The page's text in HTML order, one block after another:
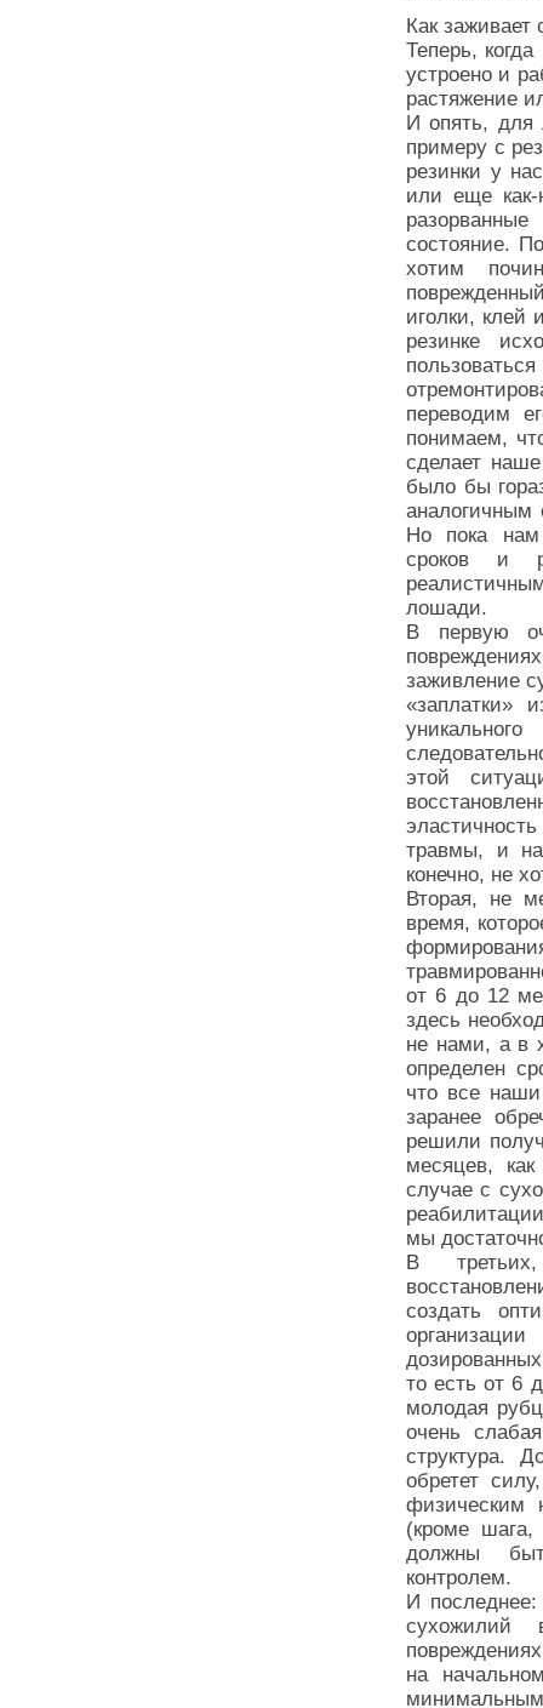
Как заживает
Теперь,
устроено и
растяжение
И опять, для
примеру с
резинки у
или еще
состояние.
хотим
иголки, клей
резинке
переводим
понимаем,
сделает
было бы
Но пока нам
сроков и
лошади.
В первую
заживление
«заплатки»
этой
травмы, и
конечно, не
Вторая, не
время,
от 6 до 12
здесь
не нами, а в
определен
что все
заранее
решили
месяцев,
случае с
мы
В
создать
то есть от 6
молодая
очень
структура.
обретет
физическим
(кроме шага,
должны
И
сухожилий
на